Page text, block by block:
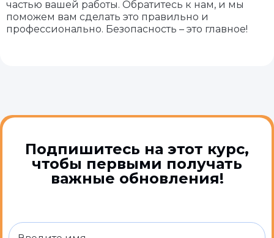
частью вашей работы. Обратитесь к нам, и мы
поможем вам сделать это правильно и
профессионально. Безопасность – это главное!
Подпишитесь на этот курс,
чтобы первыми получать
важные обновления!